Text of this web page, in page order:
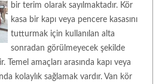
bir terim olarak sayılmaktadır. Kör
kasa bir kapı veya pencere kasasını
tutturmak için kullanılan alta
sonradan görülmeyecek şekilde
amaçları arasında kapı veya
kolaylık sağlamak vardır. Van kör